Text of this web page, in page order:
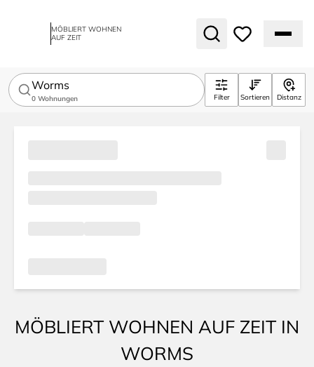
MÖBLIERT WOHNEN
AUF ZEIT
Worms
0 Wohnungen Filter Sortieren Distanz
MÖBLIERT WOHNEN AUF ZEIT IN
WORMS